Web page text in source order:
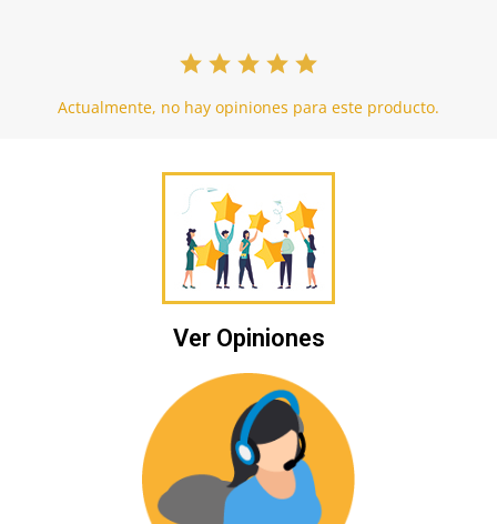
Actualmente, no hay opiniones para este producto.
Ver Opiniones